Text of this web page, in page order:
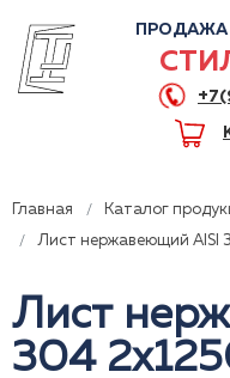
ПРОДАЖА
Главная Каталог
Лист нержавеющий
Лист
304